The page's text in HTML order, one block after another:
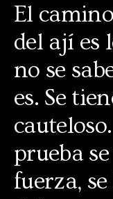
El
del ají es
no se
es. Se
prueba
fuerza,